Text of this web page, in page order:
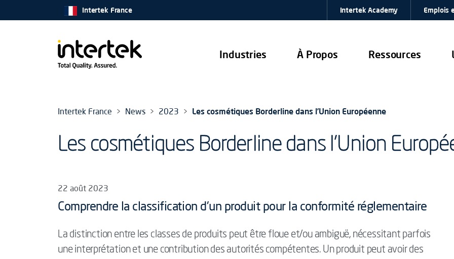
Industries À Propos Ressources
Intertek France Intertek Academy Emplois
Intertek France News 2023 Les cosmétiques Borderline dans l’Union Européenne
Les cosmétiques Borderline dans l’Union
22 août 2023
Comprendre la classification d'un produit pour la conformité réglementaire
La distinction entre les classes de produits peut être floue et/ou ambiguë, nécessitant parfois
une interprétation et une contribution des autorités compétentes. Un produit peut avoir des